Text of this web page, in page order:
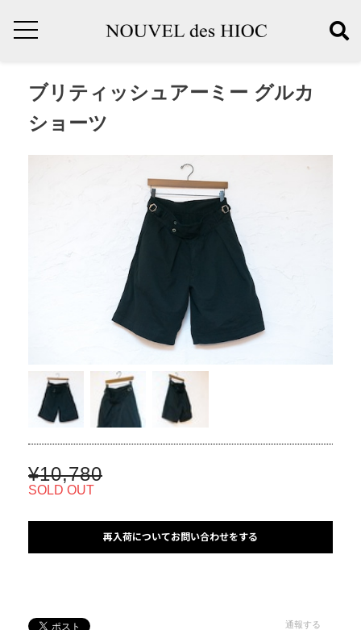
ブリティッシュアーミー グルカ
ショーツ
¥10,780
SOLD OUT
再入荷についてお問い合わせをする
通報する